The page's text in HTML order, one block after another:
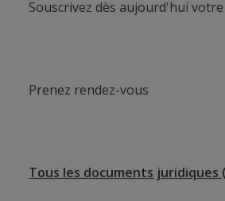
Souscrivez dès aujourd'hui
Prenez rendez-vous
Tous les documents